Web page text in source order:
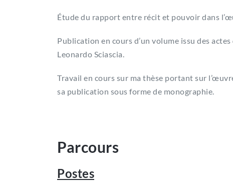
Étude du rapport entre récit et pouvoir dans
Publication en cours d’un volume issu des
Leonardo Sciascia.
Travail en cours sur ma thèse portant sur
sa publication sous forme de monographie.
Parcours
Postes